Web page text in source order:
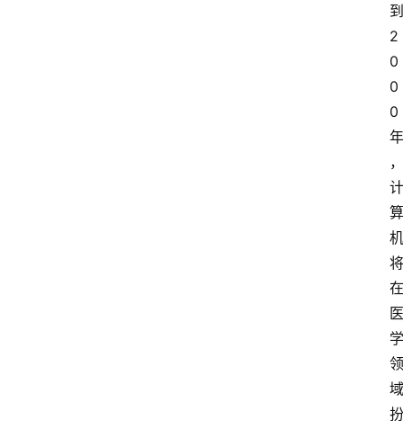
到
2
0
0
0
年
，
计
算
机
将
在
医
学
领
域
扮